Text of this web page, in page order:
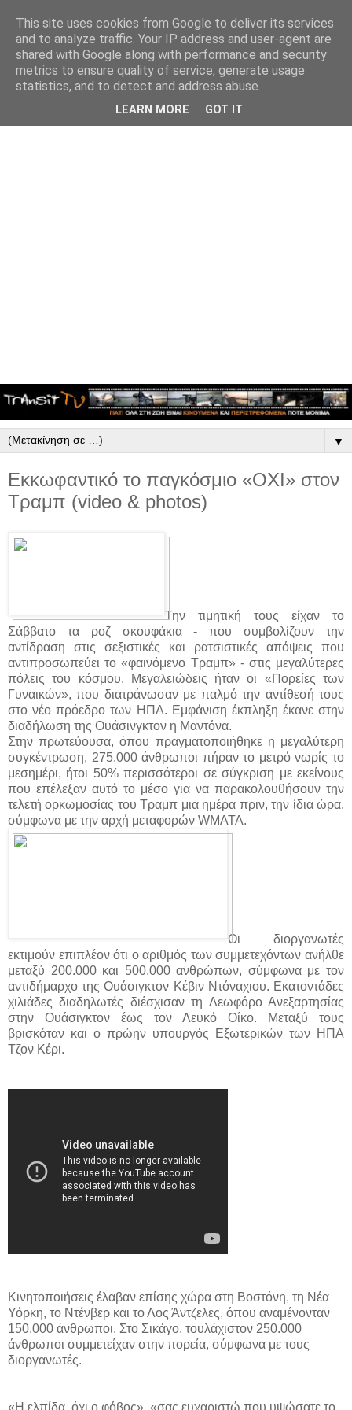
▼
Εκκωφαντικό το παγκόσμιο «ΟΧΙ» στον
Τραμπ (video & photos)
Την τιμητική τους είχαν το
Σάββατο τα ροζ σκουφάκια - που συμβολίζουν την
αντίδραση στις σεξιστικές και ρατσιστικές απόψεις που
αντιπροσωπεύει το «φαινόμενο Τραμπ» - στις μεγαλύτερες
πόλεις του κόσμου. Μεγαλειώδεις ήταν οι «Πορείες των
Γυναικών», που διατράνωσαν με παλμό την αντίθεσή τους
στο νέο πρόεδρο των ΗΠΑ. Εμφάνιση έκπληξη έκανε στην
διαδήλωση της Ουάσινγκτον η Μαντόνα.
Στην πρωτεύουσα, όπου πραγματοποιήθηκε η μεγαλύτερη
συγκέντρωση, 275.000 άνθρωποι πήραν το μετρό νωρίς το
μεσημέρι, ήτοι 50% περισσότεροι σε σύγκριση με εκείνους
που επέλεξαν αυτό το μέσο για να παρακολουθήσουν την
τελετή ορκωμοσίας του Τραμπ μια ημέρα πριν, την ίδια ώρα,
σύμφωνα με την αρχή μεταφορών WMATA.
Οι διοργανωτές
εκτιμούν επιπλέον ότι ο αριθμός των συμμετεχόντων ανήλθε
μεταξύ 200.000 και 500.000 ανθρώπων, σύμφωνα με τον
αντιδήμαρχο της Ουάσιγκτον Κέβιν Ντόναχιου. Εκατοντάδες
χιλιάδες διαδηλωτές διέσχισαν τη Λεωφόρο Ανεξαρτησίας
στην Ουάσιγκτον έως τον Λευκό Οίκο. Μεταξύ τους
βρισκόταν και ο πρώην υπουργός Εξωτερικών των ΗΠΑ
Τζον Κέρι.
Κινητοποιήσεις έλαβαν επίσης χώρα στη Βοστόνη, τη Νέα
Υόρκη, το Ντένβερ και το Λος Άντζελες, όπου αναμένονταν
150.000 άνθρωποι. Στο Σικάγο, τουλάχιστον 250.000
άνθρωποι συμμετείχαν στην πορεία, σύμφωνα με τους
διοργανωτές.
«Η ελπίδα, όχι ο φόβος», «σας ευχαριστώ που υψώσατε το
This site uses cookies from Google to deliver its services
and to analyze traffic. Your IP address and user-agent are
shared with Google along with performance and security
metrics to ensure quality of service, generate usage
statistics, and to detect and address abuse.
LEARN MORE GOT IT